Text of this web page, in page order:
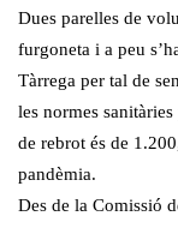
Dues parelles de
furgoneta i a peu
Tàrrega per tal de
les normes
de rebrot és de
pandèmia.
Des de la Comissió